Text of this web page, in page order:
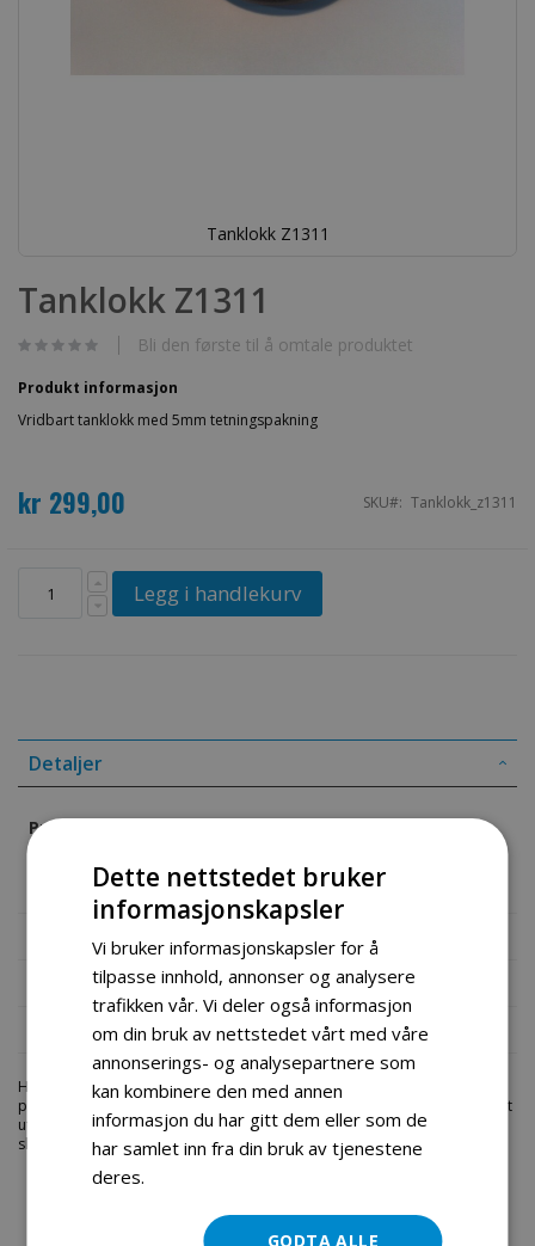
Tanklokk Z1311
til
begynnelsen
bildegalleri
Tanklokk Z1311
Bli den første til å omtale produktet
Produkt informasjon
Vridbart tanklokk med 5mm tetningspakning
kr 299,00 SKU Tanklokk_z1311
Legg i handlekurv
Detaljer
Produkt informasjon
Vridbart tanklokk med 5mm tetningspakning
Mer informasjon
Produktomtaler
Fil vedlegg
Hos engrosservice.no får du kjøpt tanklokk z1311
priser. Bestill en
i dag fra Engros Service. Vi har et stort
utvalg av produkter innen: Hjem, sport og fritids segmentet. Velkommen
skal du være.
Dette nettstedet bruker
informasjonskapsler
Vi bruker informasjonskapsler for å
tilpasse innhold, annonser og analysere
trafikken vår. Vi deler også informasjon
om din bruk av nettstedet vårt med våre
annonserings- og analysepartnere som
kan kombinere den med annen
informasjon du har gitt dem eller som de
har samlet inn fra din bruk av tjenestene
deres.
GODTA ALLE